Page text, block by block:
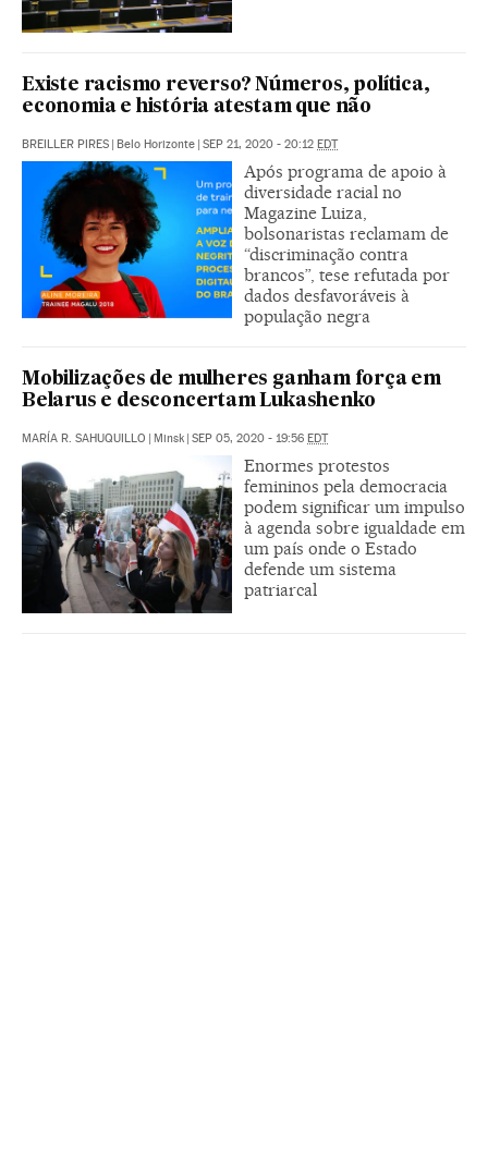
Existe racismo reverso? Números, política,
economia e história atestam que não
BREILLER PIRES | Belo Horizonte | SEP 21, 2020 - 20:12 EDT
Após programa de apoio à
diversidade racial no
Magazine Luiza,
bolsonaristas reclamam de
“discriminação contra
brancos”, tese refutada por
dados desfavoráveis à
população negra
Mobilizações de mulheres ganham força em
Belarus e desconcertam Lukashenko
MARÍA R. SAHUQUILLO | Minsk | SEP 05, 2020 - 19:56 EDT
Enormes protestos
femininos pela democracia
podem significar um impulso
à agenda sobre igualdade em
um país onde o Estado
defende um sistema
patriarcal